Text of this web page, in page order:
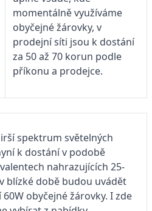
momentálně využíváme
obyčejné žárovky, v
prodejní síti jsou k dostání
za 50 až 70 korun podle
příkonu a prodejce.
spektrum světelných
k dostání v podobě
nahrazujících 25-
blízké době budou uvádět
obyčejné žárovky. I zde